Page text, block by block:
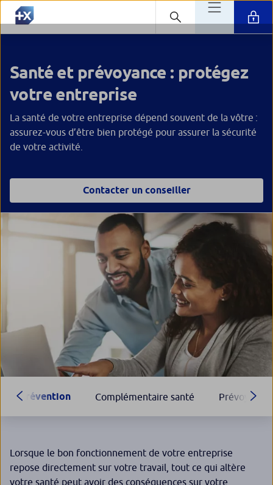
Santé et prévoyance : protégez
votre entreprise
La santé de votre entreprise dépend souvent de la vôtre :
assurez-vous d’être bien protégé pour assurer la sécurité
de votre activité.
Contacter un conseiller
Prévention Complémentaire santé Prévoyance
Lorsque le bon fonctionnement de votre entreprise
repose directement sur votre travail, tout ce qui altère
votre santé peut avoir des conséquences sur votre